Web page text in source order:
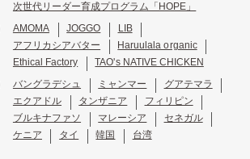
次世代リーダー育成プログラム「HOPE」
AMOMA JOGGO
LIB
アフリカシアバター
Haruulala organic
Ethical Factory
TAO's NATIVE CHICKEN
バングラデシュ ミャンマー
グアテマラ
エクアドル
タンザニア
フィリピン
ブルキナファソ
マレーシア
セネガル
ケニア
タイ 韓国 台湾